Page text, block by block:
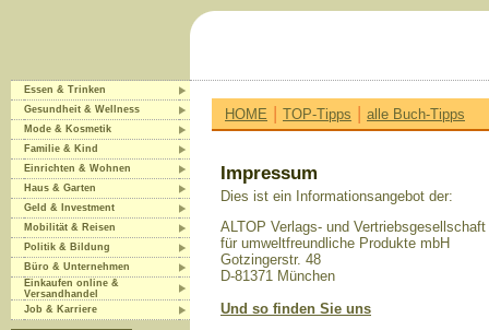
Essen & Trinken
Gesundheit & Wellness
Mode & Kosmetik
Familie & Kind
Einrichten & Wohnen
Haus & Garten
Geld & Investment
Mobilität & Reisen
Politik & Bildung
Büro & Unternehmen
Einkaufen online &
Versandhandel
Job & Karriere
HOME | TOP-Tipps | alle Buch-Tipps
Impressum
Dies ist ein Informationsangebot der:
ALTOP Verlags- und Vertriebsgesellschaft
für umweltfreundliche Produkte mbH
Gotzingerstr. 48
D-81371 München
Und so finden Sie uns